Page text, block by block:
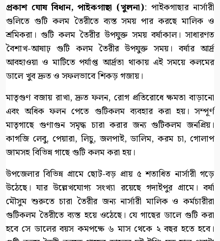
প্রকাশ ঘোষ বিধান, পাইকগাছা (খুলনা): পাইকগাছার নার্সারী
গুলিতে গুটি কলম তৈরীতে ব্যস্ত সময় পার করছে মালিক ও
শ্রমিকরা। গুটি কলম তৈরীর উপযুক্ত সময় বর্ষাকাল। সাধারণত
বৈশাখ-আষাঢ় গুটি কলম তৈরীর উপযুক্ত সময়। বর্ষার আর্দ্র
আবহাওয়া ও মাটিতে পর্যাপ্ত আর্দ্রতা থাকায় এই সময়ে কলমের
ডালে খুব দ্রুত ও সফলভাবে শিকড় গজায়।
মাতৃগুণ বজায় রাখা, দ্রুত ফলন, রোগ প্রতিরোধে ক্ষমতা বাড়ানো
এবং অধিক ফলন পেতে গুটিকলম ব্যবহার করা হয়। সম্পূর্ণ
মাতৃগাছে গুণাগুন সমৃদ্ধ চারা করার জন্য গুটিকলম জনপ্রিয়।
কাগজি লেবু, পেয়ারা, লিচু, জলপাই, ডালিম, করম চা, গোলাপ
জামসহ বিভিন্ন গাছে গুটি কলম করা হয়।
উপজেলার বিভিন্ন গ্রামে ছোট-বড় প্রায় ৫ শতাধিত নার্সারী গড়ে
উঠেছে। যার উল্লেখযোগ্য সংখ্যা রয়েছে গদাইপুর গ্রামে। বর্ষা
মৌসুম শুরুতে চারা তৈরীর জন্য নার্সারী মালিক ও কর্মচারীরা
গুটিকলম তৈরীতে ব্যস্ত হয়ে ওঠেছে। যে গাছের ডালে গুটি করা
হবে সে ডালের বয়স কমপক্ষে ৬ মাস থেকে ২ বছর হতে হবে।